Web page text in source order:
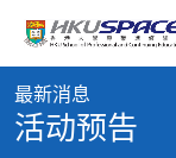
content
content
start
最新消息
活动预告